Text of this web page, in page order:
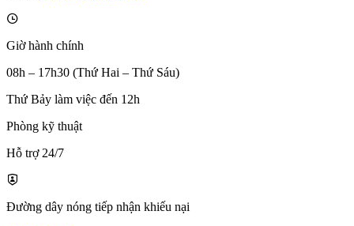
Giờ hành chính
08h – 17h30 (Thứ Hai – Thứ Sáu)
Thứ Bảy làm việc đến 12h
Phòng kỹ thuật
Hỗ trợ 24/7
Đường dây nóng tiếp nhận khiếu nại